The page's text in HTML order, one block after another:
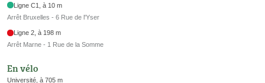
Ligne C1, à 10 m
Arrêt Bruxelles - 6 Rue de l'Yser
Ligne 2, à 198 m
Arrêt Marne - 1 Rue de la Somme
En vélo
Université, à 705 m